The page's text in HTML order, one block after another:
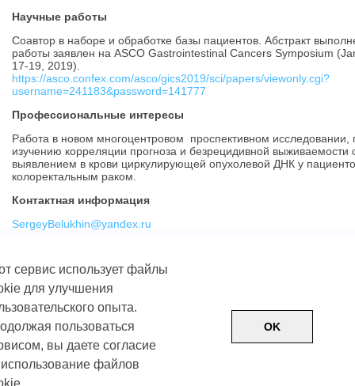
Научные работы
Соавтор в наборе и обработке базы пациентов. Абстракт
работы заявлен на ASCO Gastrointestinal Cancers Symposium
17-19, 2019).
https://asco.confex.com/asco/gics2019/sci/papers/viewonly.cgi?
username=241183&password=141777
Профессиональные интересы
Работа в новом многоцентровом проспективном исследовании,
изучению корреляции прогноза и безрецидивной выживаемости
выявлением в крови циркулирующей опухолевой ДНК у
колоректальным раком.
Контактная информация
SergeyBelukhin@yandex.ru
Пользовательское соглашение
сервис использует файлы
для улучшения
опыта.
пользоваться
вы даете согласие
файлов
OK